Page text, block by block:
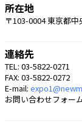
所在地
〒103-0004 東京都
連絡先
TEL: 03-5822-0271
FAX: 03-5822-0272
E-mail:
お問い合わせフォー